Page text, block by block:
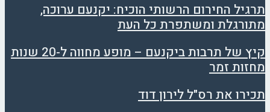
תרגיל החירום הרשותי הוכיח: יקנעם ערוכה,
מתורגלת ומשתפרת כל העת
קיץ של תרבות ביקנעם – מופע מחווה ל-20 שנות
מחזות זמר
תכירו את רס"ל לירון דוד